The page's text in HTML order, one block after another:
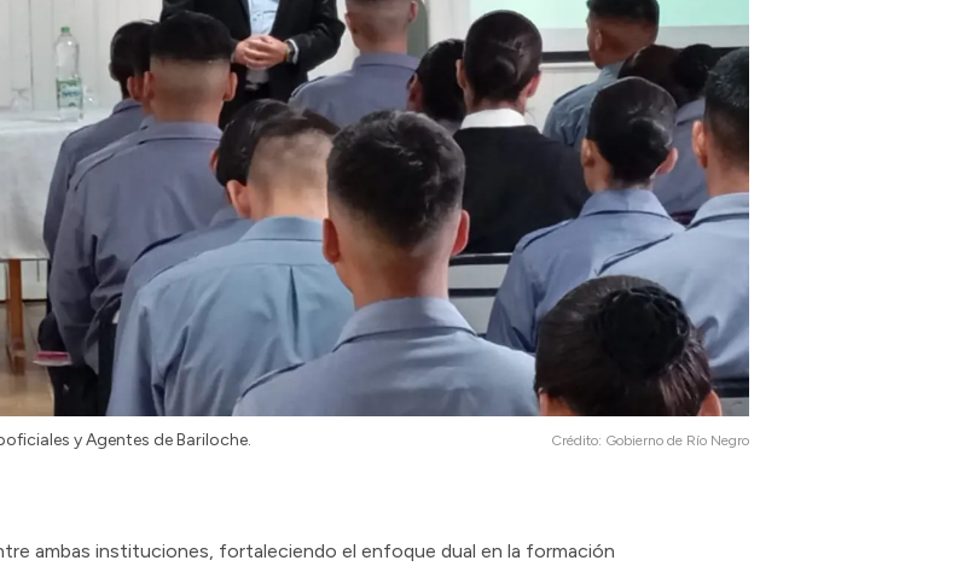
y Agentes de Bariloche. Crédito: Gobierno de Río Negro
ambas instituciones, fortaleciendo el enfoque dual en la formación